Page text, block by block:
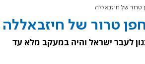
טרור של חיזבאללה
טרור של חיזבאללה
לעבר ישראל והיה במעקב מלא עד